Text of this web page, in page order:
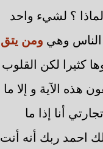
؟ لشيء واحد
وهي ومن يتق
كثيرا لكن القلوب
هذه الآية و إلا ما
أنا إذا ما
احمد ربك أنه أنت